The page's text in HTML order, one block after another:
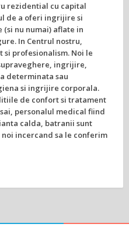
rezidential cu capital
de a oferi ingrijire si
nu numai) aflate in
In Centrul nostru,
profesionalism. Noi le
ingrijire,
determinata sau
si ingrijire corporala.
de confort si tratament
personalul medical fiind
calda, batranii sunt
incercand sa le conferim